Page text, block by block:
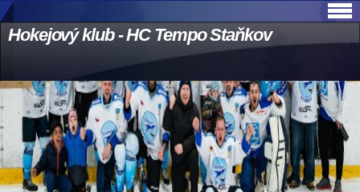
Hokejový klub - HC Tempo Staňkov